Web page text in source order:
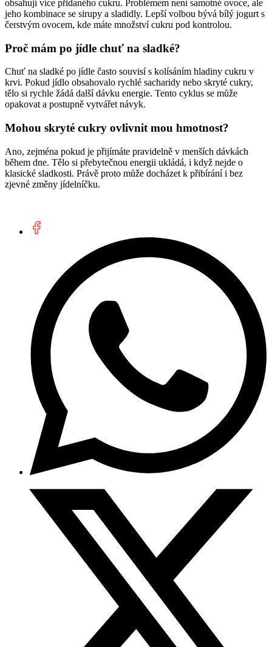
obsahují více přidaného cukru. Problémem není samotné ovoce, ale
jeho kombinace se sirupy a sladidly. Lepší volbou bývá bílý jogurt s
čerstvým ovocem, kde máte množství cukru pod kontrolou.
Proč mám po jídle chuť na sladké?
Chuť na sladké po jídle často souvisí s kolísáním hladiny cukru v
krvi. Pokud jídlo obsahovalo rychlé sacharidy nebo skryté cukry,
tělo si rychle žádá další dávku energie. Tento cyklus se může
opakovat a postupně vytvářet návyk.
Mohou skryté cukry ovlivnit mou hmotnost?
Ano, zejména pokud je přijímáte pravidelně v menších dávkách
během dne. Tělo si přebytečnou energii ukládá, i když nejde o
klasické sladkosti. Právě proto může docházet k přibírání i bez
zjevné změny jídelníčku.